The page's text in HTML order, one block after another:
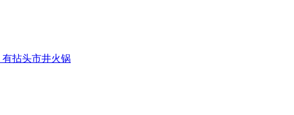
有拈头市井火锅